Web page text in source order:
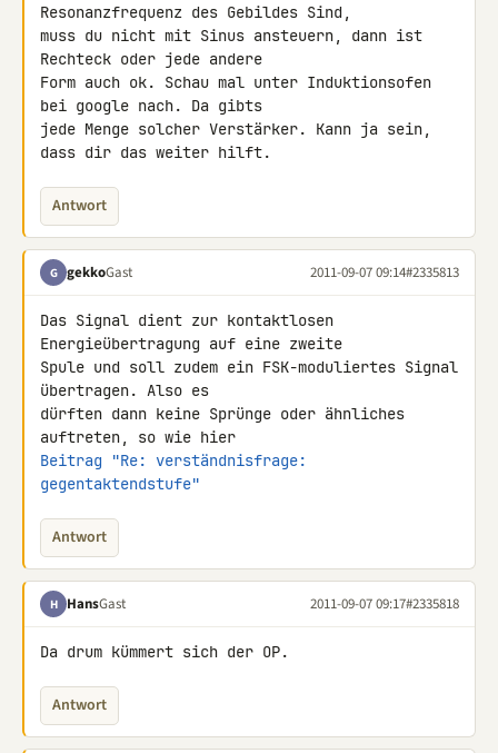
Resonanzfrequenz des Gebildes Sind,
muss du nicht mit Sinus ansteuern, dann ist
Rechteck oder jede andere
Form auch ok. Schau mal unter Induktionsofen
bei google nach. Da gibts
jede Menge solcher Verstärker. Kann ja sein,
dass dir das weiter hilft.
Antwort
G gekkoGast 2011-09-07 09:14#2335813
Das Signal dient zur kontaktlosen
Energieübertragung auf eine zweite
Spule und soll zudem ein FSK-moduliertes Signal
übertragen. Also es
dürften dann keine Sprünge oder ähnliches
Beitrag "Re: verständnisfrage:
gegentaktendstufe"
Antwort
H HansGast 2011-09-07 09:17#2335818
Da drum kümmert sich der OP.
Antwort